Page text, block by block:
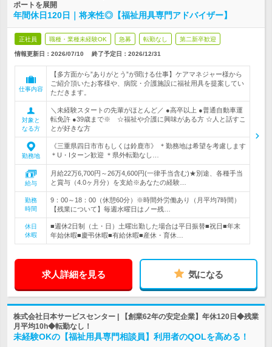
ポートを展開
年間休日120日｜将来性◎【福祉用具専門アドバイザー】
正社員 職種・業種未経験OK 急募 転勤なし 第二新卒歓迎
情報更新日：2026/07/10 終了予定日： 2026/12/31
仕事内容
【多方面から”ありがとう”が聞ける仕事】ケアマネジャー様から
ご紹介頂いたお客様や、病院・介護施設に福祉用具を提案してい
ただきます。
対象と
なる方
＼未経験スタートの先輩がほとんど／ ●高卒以上 ●普通自動車運
転免許 ●39歳まで※ ☆福祉や介護に興味がある方 ☆人と話すこ
とが好きな方
勤務地
《三重県四日市市もしくは鈴鹿市》 ＊勤務地は希望を考慮します
＊U・Iターン歓迎 ＊県外転勤なし…
給与
月給22万6,700円～26万4,600円(一律手当含む)★別途、各種手当
と賞与（4.0ヶ月分）を支給※あなたの経験…
勤務
時間
9：00～18：00（休憩60分）※時間外労働あり（月平均7時間）
【残業について】毎週水曜日はノー残…
休日
休暇
■週休2日制（土・日）土曜出勤した場合は平日振替■祝日■年末
年始休暇■慶弔休暇■有給休暇■産休・育休…
求人詳細を見る 気になる
株式会社日本サービスセンター | 【創業62年の安定企業】年休120日◆残業
月平均10h◆転勤なし！
未経験OKの【福祉用具専門相談員】利用者のQOLを高める！